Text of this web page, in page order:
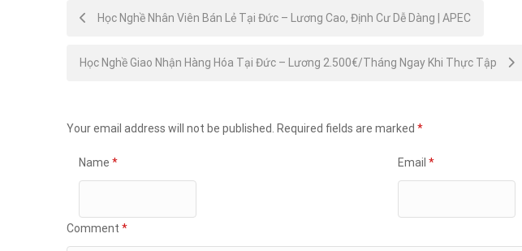
Post
navigation
Học Nghề Nhân Viên Bán Lẻ Tại Đức – Lương Cao, Định Cư Dễ Dàng | APEC
Học Nghề Giao Nhận Hàng Hóa Tại Đức – Lương 2.500€/Tháng Ngay Khi Thực Tập
Your email address will not be published. Required fields are marked *
Name * Email *
Comment *